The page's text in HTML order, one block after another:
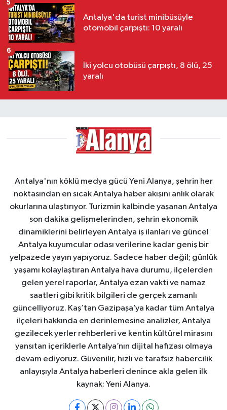
Antalya'da turist minibüsüyle
otomobil çarpıştı: 10 yaralı
5
İki yolcu otobüsü çarpıştı, 8 ölü, 25
yaralı
6
Antalya'nın köklü medya gücü Yeni Alanya, şehrin her
noktasından en sıcak Antalya haber akışını anlık olarak
okurlarına ulaştırıyor. Turizmin kalbinde yaşanan Antalya
son dakika gelişmelerinden, şehrin ekonomik
dinamiklerini belirleyen Antalya iş ilanları ve güncel
Antalya kuyumcular odası verilerine kadar geniş bir
yelpazede yayın yapıyoruz. Sadece haber değil; günlük
yaşamı kolaylaştıran Antalya hava durumu, ilçelerden
gelen yerel raporlar, Antalya ezan vakti ve namaz
saatleri gibi kritik bilgileri de gerçek zamanlı
güncelliyoruz. Kaş’tan Gazipaşa’ya kadar tüm Antalya
ilçeleri hakkında en derinlemesine analizler, Antalya
gezilecek yerler rehberleri ve kentin kültürel mirasını
yansıtan içeriklerle Antalya’nın dijital hafızası olmaya
devam ediyoruz. Güvenilir, hızlı ve tarafsız habercilik
anlayışıyla Antalya haberleri denince akla gelen ilk
kaynak: Yeni Alanya.